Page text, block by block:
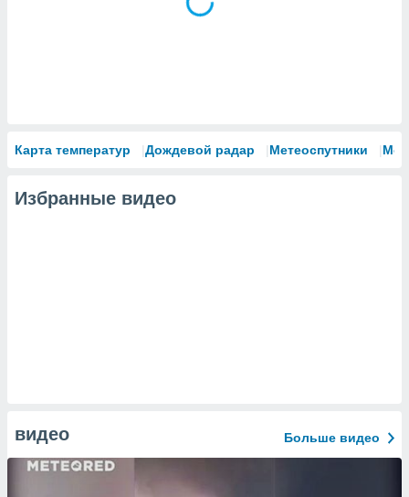
Карта температур Дождевой радар Метеоспутники
Избранные видео
видео Больше видео